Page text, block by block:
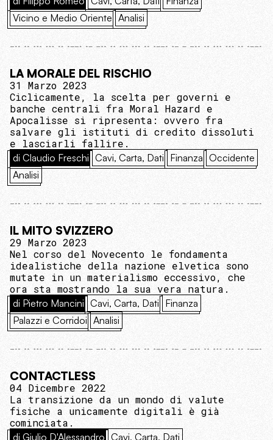
Vicino e Medio Oriente Analisi
LA MORALE DEL RISCHIO
31 Marzo 2023
Ciclicamente, la scelta per governi e
banche centrali fra Moral Hazard e
Apocalisse si ripresenta: ovvero fra
salvare gli istituti di credito dissoluti
e lasciarli fallire.
di Claudio Freschi Cavi, Carta, Dati Finanza Occidente
Analisi
IL MITO SVIZZERO
29 Marzo 2023
Nel corso del Novecento le fondamenta
idealistiche della nazione elvetica sono
mutate in un materialismo eccessivo, che
ora sta mostrando la sua vera natura.
di Pietro Mancini Cavi, Carta, Dati Finanza
Palazzi e Corridoi Analisi
CONTACTLESS
04 Dicembre 2022
La transizione da un mondo di valute
fisiche a unicamente digitali è già
cominciata.
di Giulio D'Alessandro Cavi, Carta, Dati